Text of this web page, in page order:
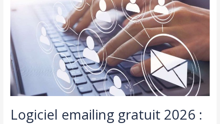
guide
complet
pour
améliorer
son
confort
intestinal
Logiciel emailing gratuit 2026 :